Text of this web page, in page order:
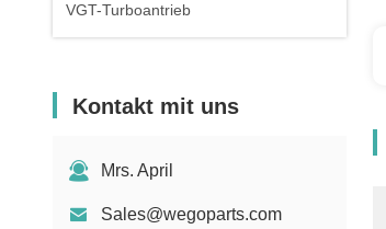
VGT-Turboantrieb
Kontakt mit uns
Mrs. April
Sales@wegoparts.com